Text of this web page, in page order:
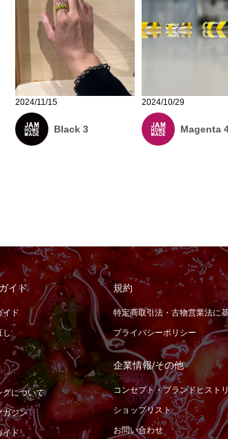
2024/11/15
Black 3
2024/10/29
Magenta
イド
イド
し
グについて
ガジン
イド
規約
特定商取引法・古物営業法に
プライバシーポリシー
企業情報/その他
コンセプト・ブランドヒスト
ショップリスト
お問い合わせ